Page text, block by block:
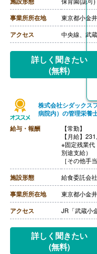
【賞与】年
12月）
一時金
※年度末に
給。支給額
【昇給】年1
【退職金】
事業所所在地 東京都小金
アクセス 中央線、武
詳しく聞きたい
(無料)
株式会社シダックス
病院内）の管理栄養
給与・報酬
【常勤】
【月給】
※固定残業
別途支給）
［その他手当
・時間外勤
・休日勤務手
・深夜勤務
・休業手当
【賞与】年2
【通勤手当
【昇給】あ
施設形態 給食委託会社
事業所所在地 東京都小金
アクセス JR「武蔵小
詳しく聞きたい
(無料)